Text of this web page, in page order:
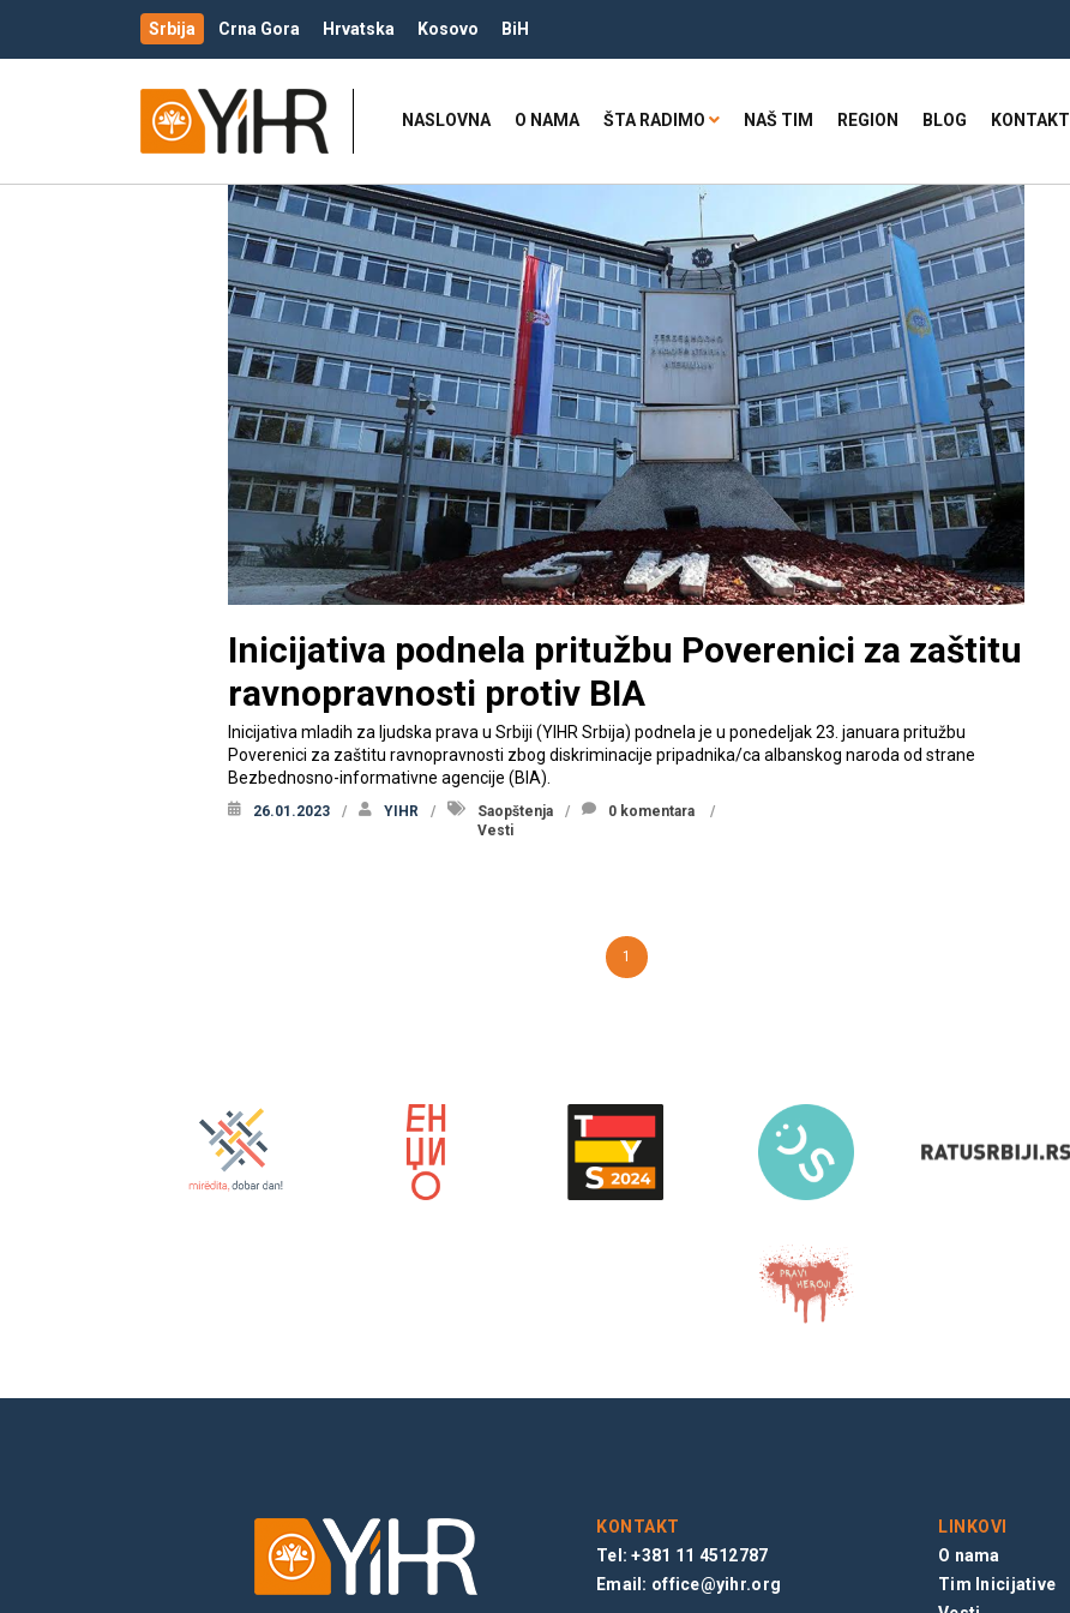
Srbija Crna Gora Hrvatska Kosovo BiH
NASLOVNA O NAMA ŠTA RADIMO NAŠ TIM REGION BLOG KONTAKT
Inicijativa podnela pritužbu Poverenici za zaštitu
ravnopravnosti protiv BIA
Inicijativa mladih za ljudska prava u Srbiji (YIHR Srbija) podnela je u ponedeljak 23. januara pritužbu
Poverenici za zaštitu ravnopravnosti zbog diskriminacije pripadnika/ca albanskog naroda od strane
Bezbednosno-informativne agencije (BIA).
26.01.2023 YIHR
Saopštenja
Vesti
0 komentara
1
KONTAKT
Tel: +381 11 4512787
Email: office@yihr.org
LINKOVI
O nama
Tim Inicijative